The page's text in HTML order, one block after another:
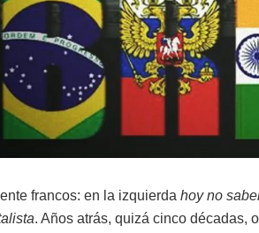
francos: en la izquierda hoy no
. Años atrás, quizá cinco décadas,